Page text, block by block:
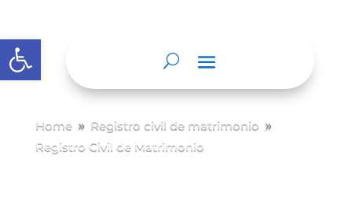
Abrir barra de herramientas
Home 9 Registro civil de matrimonio 9
Registro Civil de Matrimonio